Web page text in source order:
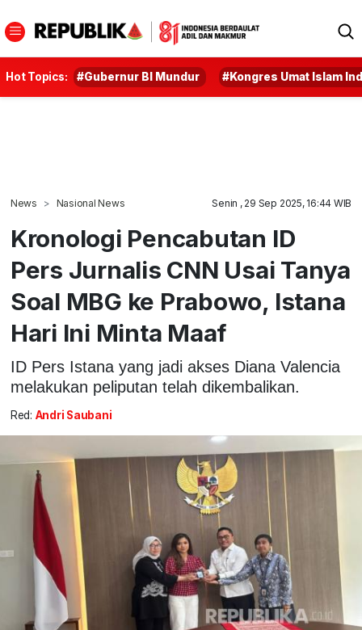
Hot Topics: #Gubernur BI Mundur #Kongres Umat Islam
News Nasional News Senin , 29 Sep 2025, 16:44 WIB
Kronologi Pencabutan ID
Pers Jurnalis CNN Usai Tanya
Soal MBG ke Prabowo, Istana
Hari Ini Minta Maaf
ID Pers Istana yang jadi akses Diana Valencia
melakukan peliputan telah dikembalikan.
Red: Andri Saubani